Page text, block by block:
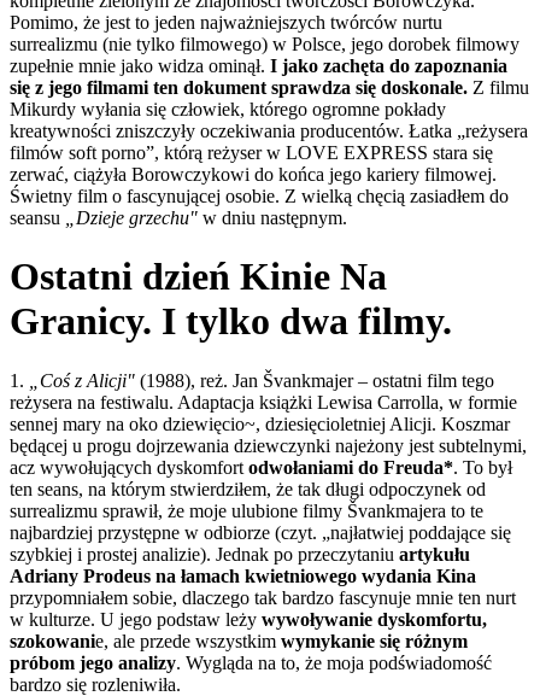
Pomimo, że jest to jeden najważniejszych twórców nurtu
surrealizmu (nie tylko filmowego) w Polsce, jego dorobek filmowy
zupełnie mnie jako widza ominął. I jako zachęta do zapoznania
się z jego filmami ten dokument sprawdza się doskonale. Z filmu
Mikurdy wyłania się człowiek, którego ogromne pokłady
kreatywności zniszczyły oczekiwania producentów. Łatka „reżysera
filmów soft porno”, którą reżyser w LOVE EXPRESS stara się
zerwać, ciążyła Borowczykowi do końca jego kariery filmowej.
Świetny film o fascynującej osobie. Z wielką chęcią zasiadłem do
seansu
„Dzieje grzechu" w dniu następnym.
Ostatni dzień Kinie Na
Granicy. I tylko dwa filmy.
1. „Coś z Alicji" (1988), reż. Jan Švankmajer – ostatni film tego
reżysera na festiwalu. Adaptacja książki Lewisa Carrolla, w formie
sennej mary na oko dziewięcio~, dziesięcioletniej Alicji. Koszmar
będącej u progu dojrzewania dziewczynki najeżony jest subtelnymi,
acz wywołujących dyskomfort odwołaniami do Freuda*. To był
ten seans, na którym stwierdziłem, że tak długi odpoczynek od
surrealizmu sprawił, że moje ulubione filmy Švankmajera to te
najbardziej przystępne w odbiorze (czyt. „najłatwiej poddające się
szybkiej i prostej analizie). Jednak po przeczytaniu artykułu
Adriany Prodeus na łamach kwietniowego wydania Kina
przypomniałem sobie, dlaczego tak bardzo fascynuje mnie ten nurt
w kulturze. U jego podstaw leży wywoływanie dyskomfortu,
szokowanie, ale przede wszystkim wymykanie się różnym
próbom jego analizy. Wygląda na to, że moja podświadomość
bardzo się rozleniwiła.